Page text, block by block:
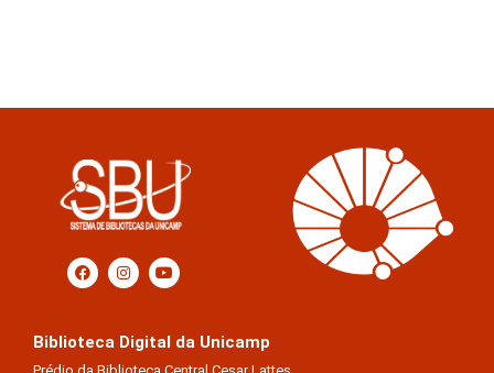
Biblioteca Digital da Unicamp